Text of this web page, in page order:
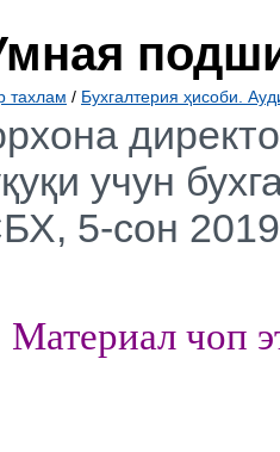
тахлам / Бухгалтерия ҳисоби.
учун
5-сон
Материал чоп